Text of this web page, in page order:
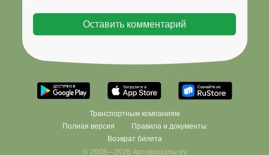
Транспортным компаниям
Полная версия
Правила и документы
Возврат билета
© 2008—2026 Автовокзалы.ру